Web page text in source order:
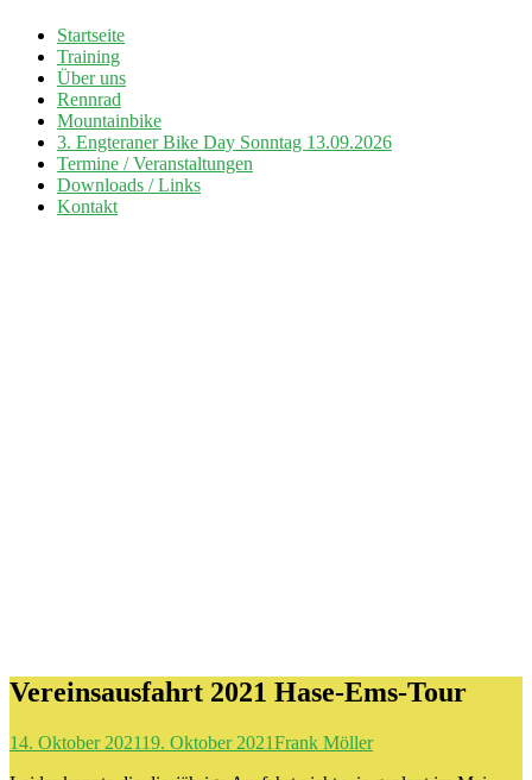
Zum
Inhalt
springen
Radsport TuS Engter
Startseite
Training
Über uns
Rennrad
Mountainbike
3. Engteraner Bike Day Sonntag 13.09.2026
Termine / Veranstaltungen
Downloads / Links
Kontakt
Vereinsausfahrt 2021 Hase-Ems-Tour
14. Oktober 202119. Oktober 2021Frank Möller